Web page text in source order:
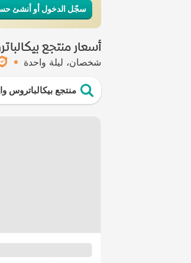
سجّل الدخول أو أنشئ
أسعار منتجع
شخصان ليلة واحدة
منتجع بيكالباتروس